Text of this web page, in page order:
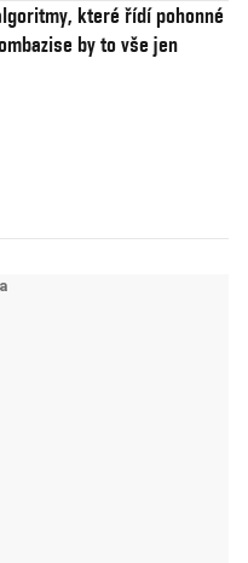
které řídí pohonné
by to vše jen